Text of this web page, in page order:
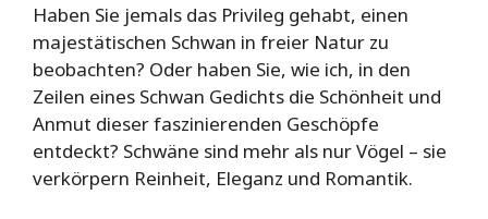
Haben Sie jemals das Privileg gehabt, einen
majestätischen Schwan in freier Natur zu
beobachten? Oder haben Sie, wie ich, in den
Zeilen eines Schwan Gedichts die Schönheit und
Anmut dieser faszinierenden Geschöpfe
entdeckt? Schwäne sind mehr als nur Vögel – sie
verkörpern Reinheit, Eleganz und Romantik.